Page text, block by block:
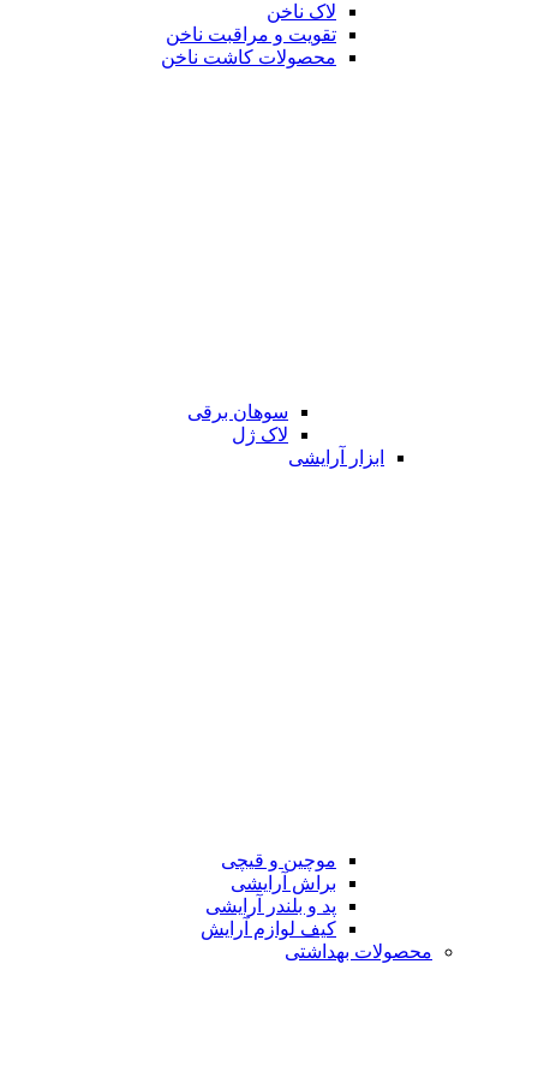
لاک ناخن
تقویت و مراقبت ناخن
محصولات کاشت ناخن
سوهان برقی
لاک ژل
ابزار آرایشی
موچین و قیچی
براش آرایشی
پد و بلندر آرایشی
کیف لوازم آرایش
محصولات بهداشتی